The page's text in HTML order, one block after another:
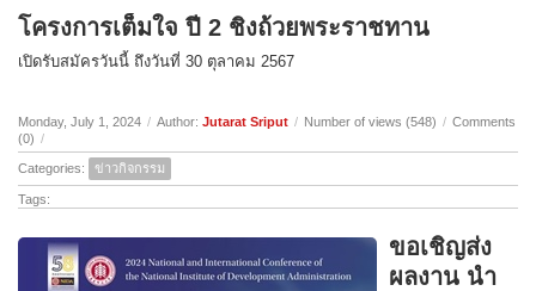
โครงการเต็มใจ ปี 2 ชิงถ้วยพระราชทาน
เปิดรับสมัครวันนี้ ถึงวันที่ 30 ตุลาคม 2567
Monday, July 1, 2024 / Author: Jutarat Sriput / Number of views (548) / Comments
(0) /
Categories: ข่าวกิจกรรม
Tags:
ขอเชิญส่ง
ผลงาน นำ